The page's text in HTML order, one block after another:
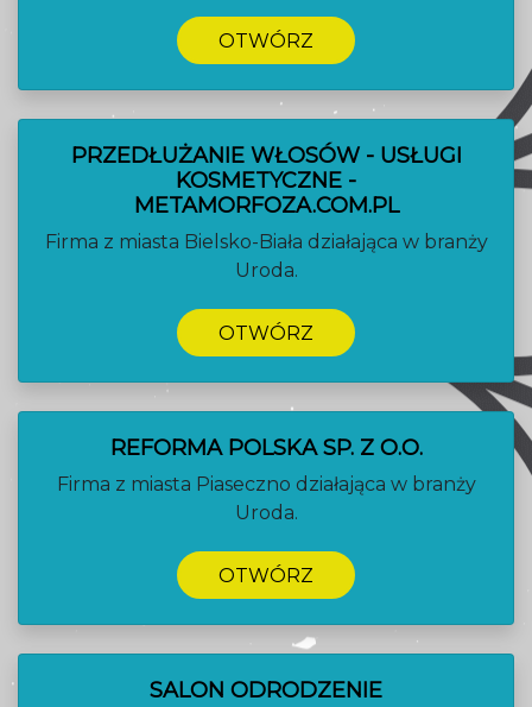
OTWÓRZ
PRZEDŁUŻANIE WŁOSÓW - USŁUGI
KOSMETYCZNE -
METAMORFOZA.COM.PL
Firma z miasta Bielsko-Biała działająca w branży
Uroda.
OTWÓRZ
REFORMA POLSKA SP. Z O.O.
Firma z miasta Piaseczno działająca w branży
Uroda.
OTWÓRZ
SALON ODRODZENIE